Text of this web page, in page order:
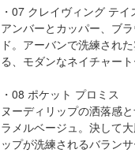
・07 クレイヴィング テイ
アンバーとカッパー、ブ
ド。アーバンで洗練され
る、モダンなネイチャート
・08 ポケット プロミス
ヌーディリップの洒落感
ラメルベージュ。決して
ップが洗練されるバランサ